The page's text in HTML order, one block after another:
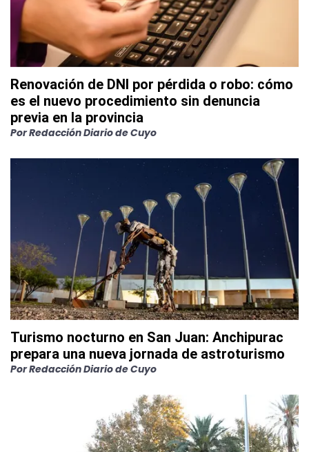
Renovación de DNI por pérdida o robo: cómo
es el nuevo procedimiento sin denuncia
previa en la provincia
PorRedacción Diario de Cuyo
Turismo nocturno en San Juan: Anchipurac
prepara una nueva jornada de astroturismo
PorRedacción Diario de Cuyo